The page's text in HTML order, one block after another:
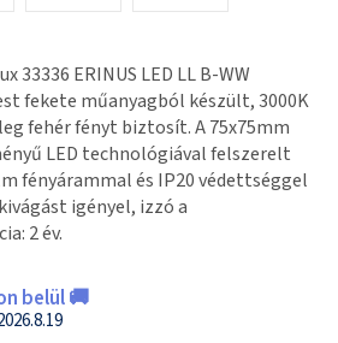
33336 ERINUS LED LL B-WW
fekete műanyagból készült, 3000K
fehér fényt biztosít. A 75x75mm
LED technológiával felszerelt
fényárammal és IP20 védettséggel
igényel, izzó a
2 év.
belül 🚚